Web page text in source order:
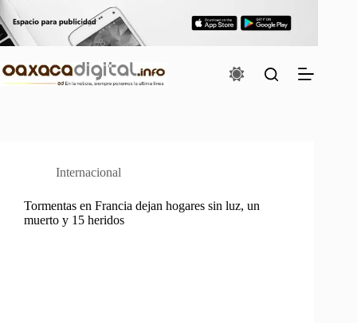
al
contenido
Internacional
Tormentas en Francia dejan hogares sin luz, un
muerto y 15 heridos